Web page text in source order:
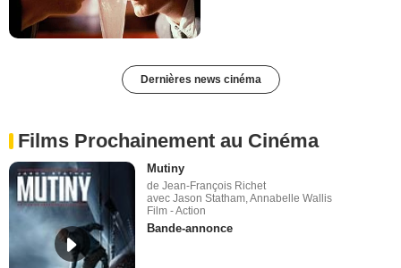
Dernières news cinéma
Films Prochainement au Cinéma
Mutiny
de Jean-François Richet
avec Jason Statham, Annabelle Wallis
Film - Action
Bande-annonce